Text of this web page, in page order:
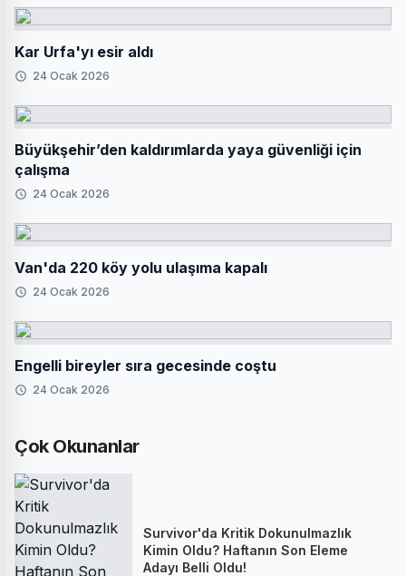
Kar Urfa'yı esir aldı
24 Ocak 2026
Büyükşehir’den kaldırımlarda yaya güvenliği için
çalışma
24 Ocak 2026
Van'da 220 köy yolu ulaşıma kapalı
24 Ocak 2026
Engelli bireyler sıra gecesinde coştu
24 Ocak 2026
Çok Okunanlar
Survivor'da Kritik Dokunulmazlık
Kimin Oldu? Haftanın Son Eleme
Adayı Belli Oldu!